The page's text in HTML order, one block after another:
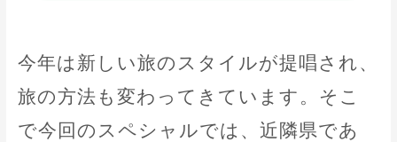
今年は新しい旅のスタイルが提唱され、
旅の方法も変わってきています。そこ
で今回のスペシャルでは、近隣県であ